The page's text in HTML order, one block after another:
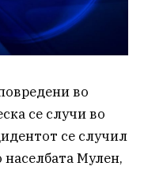
во
се случи во
се случил
Мулен,